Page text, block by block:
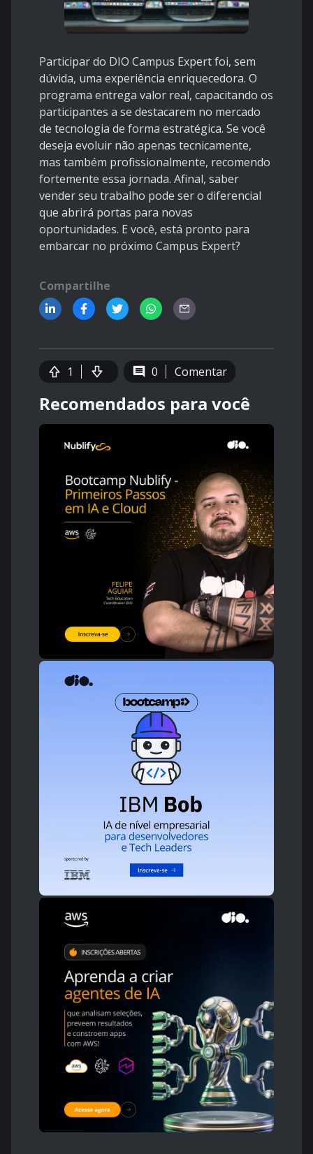
Participar do DIO Campus Expert foi, sem
dúvida, uma experiência enriquecedora. O
programa entrega valor real, capacitando os
participantes a se destacarem no mercado
de tecnologia de forma estratégica. Se você
deseja evoluir não apenas tecnicamente,
mas também profissionalmente, recomendo
fortemente essa jornada. Afinal, saber
vender seu trabalho pode ser o diferencial
que abrirá portas para novas
oportunidades. E você, está pronto para
embarcar no próximo Campus Expert?
Compartilhe
1 0 Comentar
Recomendados para você